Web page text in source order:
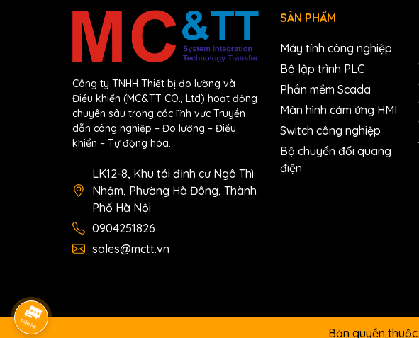
Thông tin đặt hàng
CM1-CP4B
16K step / 384 pts / RTC / Not expandable
Tài liệu
Catalog + Manual
Phần mềm lập trình PLC
Công ty TNHH Thiết bị đo lường và
Điều khiển (MC&TT CO., Ltd) hoạt động
chuyên sâu trong các lĩnh vực Truyền
dẫn công nghiệp – Đo lường – Điều
khiển – Tự động hóa.
LK12-8, Khu tái định cư Ngô Thì
Nhậm, Phường Hà Đông, Thành
Phố Hà Nội
0904251826
sales@mctt.vn
SẢN PHẨM
Máy tính công nghiệp
Bộ lập trình PLC
Phần mềm Scada
Màn hình cảm ứng HMI
Switch công nghiệp
Bộ chuyển đổi quang
điện
Bản quyền